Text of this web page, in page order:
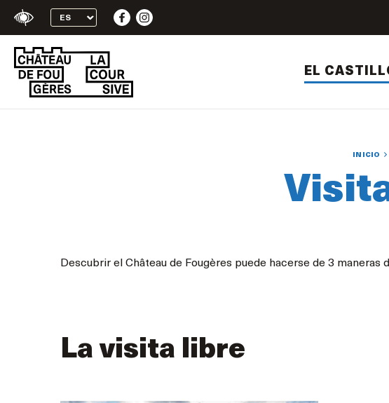
Confort +
Skip
EL
INICIO
Descubrir el Château de Fougères puede hacerse de 3 maneras
La visita libre